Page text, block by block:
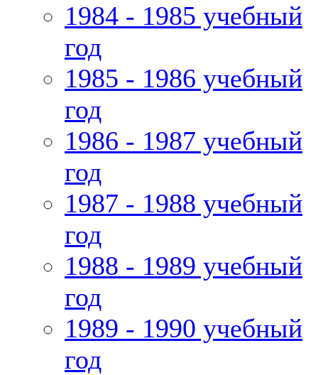
1984 - 1985 учебный
год
1985 - 1986 учебный
год
1986 - 1987 учебный
год
1987 - 1988 учебный
год
1988 - 1989 учебный
год
1989 - 1990 учебный
год